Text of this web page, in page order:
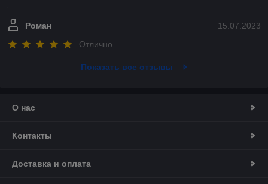
15.07.2023
Роман
Отлично
Показать все отзывы
О нас
Контакты
Доставка и оплата